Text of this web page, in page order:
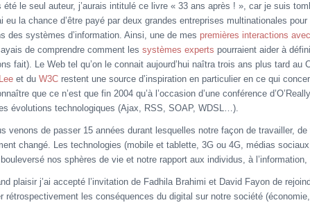
été le seul auteur, j’aurais intitulé ce livre « 33 ans après ! », car je suis
eu la chance d’être payé par deux grandes entreprises multinationales
des systèmes d’information. Ainsi, une de mes premières interactions
de comprendre comment les systèmes experts pourraient aider à
fait). Le Web tel qu’on le connait aujourd’hui naîtra trois ans plus tard au
et du W3C restent une source d’inspiration en particulier en ce qui
que ce n’est que fin 2004 qu’à l’occasion d’une conférence
évolutions technologiques (Ajax, RSS, SOAP, WDSL…).
venons de passer 15 années durant lesquelles notre façon de travailler,
changé. Les technologies (mobile et tablette, 3G ou 4G, médias
nos sphères de vie et notre rapport aux individus, à
plaisir j’ai accepté l’invitation de Fadhila Brahimi et David Fayon de
rétrospectivement les conséquences du digital sur notre société